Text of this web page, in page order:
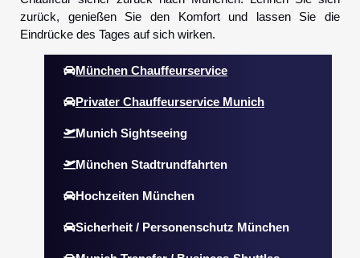
zurück, genießen Sie den Komfort und lassen Sie die
Eindrücke des Tages auf sich wirken.
München Chauffeurservice
Privater Chauffeurservice Munich
Munich Sightseeing
München Stadtrundfahrten
Hochzeiten München
Sicherheit / Personenschutz München